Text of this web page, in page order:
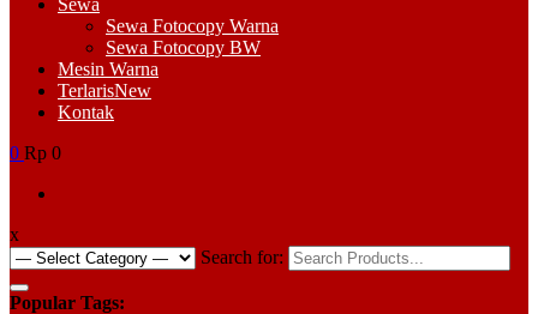
Sewa
Sewa Fotocopy Warna
Sewa Fotocopy BW
Mesin Warna
TerlarisNew
Kontak
0 Rp 0
x
Search for:
Popular Tags: